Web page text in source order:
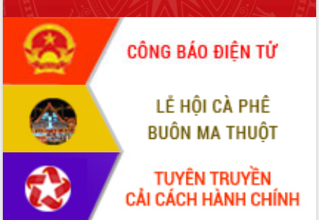
món ăn từ sầu riêng
Đắk Lắk công bố Quy hoạch và xúc
tiến đầu tư tỉnh
Ngành cá ngừ Đắk Lắk chủ động thích
ứng để giữ vững thị trường xuất khẩu
Diễn đàn Kinh tế tư nhân Việt Nam đột
phá cơ chế - Hợp tác công tư
Đề án 06 tạo bước ngoặt đột phá trong
cải cách hành chính tỉnh Đắk Lắk
Kết nối tour, đẩy mạnh chuyển đổi số
để phát triển du lịch Đắk Lắk
Khởi động Dự án Đầu tư xây dựng hạ
tầng kỹ thuật Cụm công nghiệp Tân